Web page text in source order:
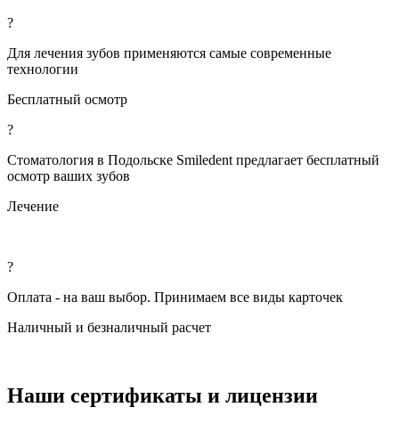
?
Для лечения зубов применяются самые современные
технологии
Бесплатный осмотр
?
Стоматология в Подольске Smiledent предлагает бесплатный
осмотр ваших зубов
Лечение
?
Оплата - на ваш выбор. Принимаем все виды карточек
Наличный и безналичный расчет
Наши сертификаты и лицензии